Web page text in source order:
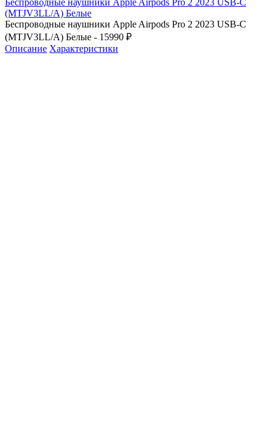
(MTJV3LL/A) Белые
Беспроводные наушники Apple Airpods Pro 2 2023 USB-C
(MTJV3LL/A) Белые - 15990 ₽
Описание Характеристики